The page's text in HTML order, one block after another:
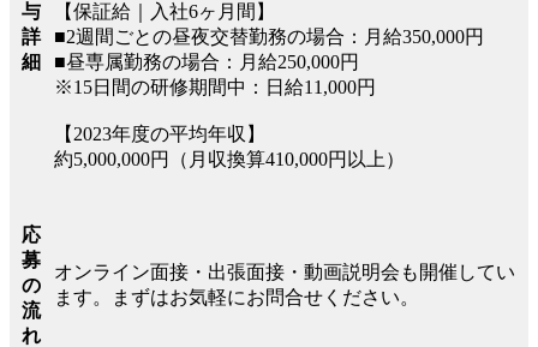
与
詳
細
【保証給｜入社6ヶ月間】
■2週間ごとの昼夜交替勤務の場合：月給350,000円
■昼専属勤務の場合：月給250,000円
※15日間の研修期間中：日給11,000円
【2023年度の平均年収】
約5,000,000円（月収換算410,000円以上）
応
募
の
流
れ
オンライン面接・出張面接・動画説明会も開催してい
ます。まずはお気軽にお問合せください。